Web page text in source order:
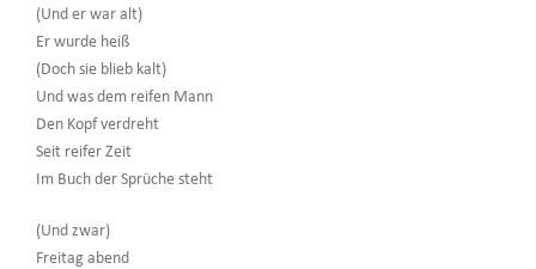
(Und er war alt)
Er wurde heiß
(Doch sie blieb kalt)
Und was dem reifen Mann
Den Kopf verdreht
Seit reifer Zeit
Im Buch der Sprüche steht
(Und zwar)
Freitag abend